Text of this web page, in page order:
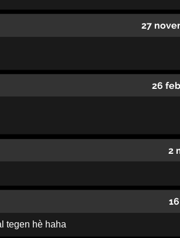
27
26
2
tegen hè haha